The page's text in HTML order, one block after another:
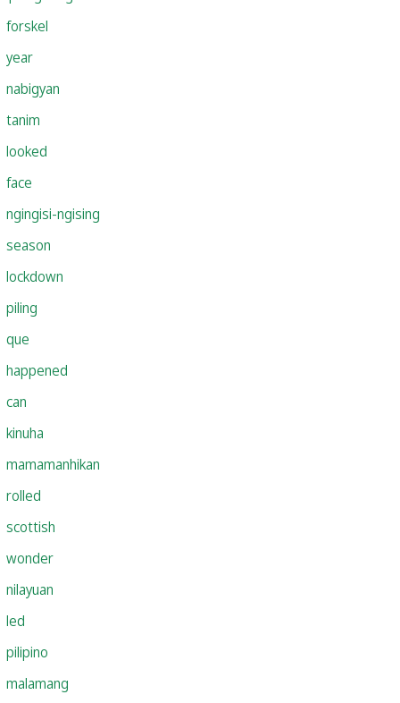
forskel
year
nabigyan
tanim
looked
face
ngingisi-ngising
season
lockdown
piling
que
happened
can
kinuha
mamamanhikan
rolled
scottish
wonder
nilayuan
led
pilipino
malamang